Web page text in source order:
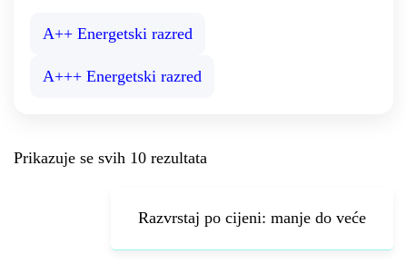
A++ Energetski razred
A+++ Energetski razred
Prikazuje se svih 10 rezultata